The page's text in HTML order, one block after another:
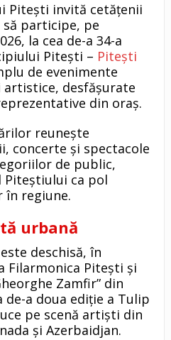
Pitești invită cetățenii
participe, pe
la cea de-a 34-a
Pitești – Pitești
de evenimente
desfășurate
din oraș.
reunește
concerte și spectacole
de public,
ca pol
în regiune.
urbană
deschisă, în
Filarmonica Pitești și
Zamfir” din
de-a doua ediție a Tulip
pe scenă artiști din
și Azerbaidjan.